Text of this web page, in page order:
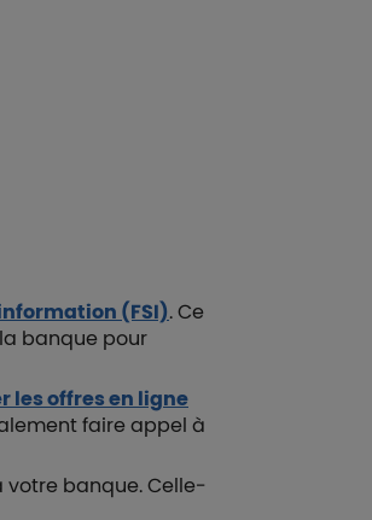
(FSI). Ce
banque pour
les offres en ligne
faire appel à
votre banque. Celle-